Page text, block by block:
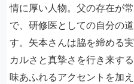
情に厚い人物。父の存在が
で、研修医としての自分の
す。矢本さんは脇を締める
カルさと真摯さを行き来す
味あふれるアクセントを加え